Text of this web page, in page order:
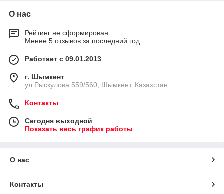
О нас
Рейтинг не сформирован
Менее 5 отзывов за последний год
Работает с 09.01.2013
г. Шымкент
ул.Рыскулова 559/560, Шымкент, Казахстан
Контакты
Сегодня выходной
Показать весь график работы
О нас
Контакты